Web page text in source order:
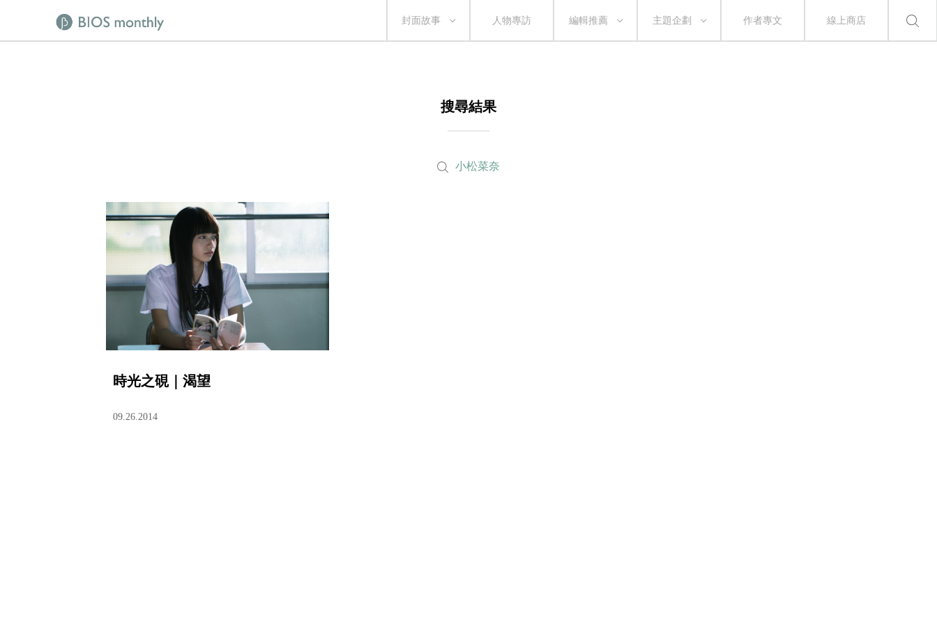
封面故事 人物專訪 編輯推薦 主題企劃 作者專文 線上商店
搜尋結果
小松菜奈
時光之硯｜渴望
09.26.2014